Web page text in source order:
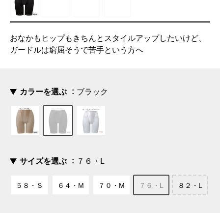
おなかもヒップもきちんとスタイルアップしたいけど、
ガードルは窮屈そうで苦手という方へ
カラーを選ぶ ブラック
サイズを選ぶ ７６・L
５８・Ｓ ６４・M ７０・M ７６・L ８２・L